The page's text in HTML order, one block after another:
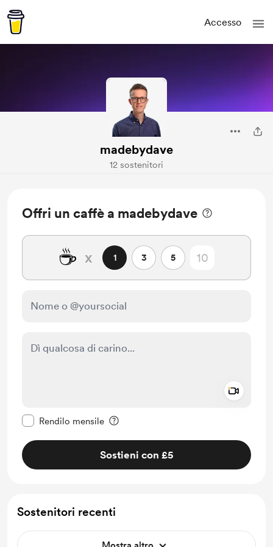
Accesso
madebydave
12 sostenitori
Offri un caffè a madebydave
☕ x 1 3 5
Rendilo mensile
Sostieni con £5
Sostenitori recenti